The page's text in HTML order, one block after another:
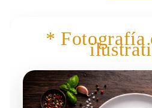
* Fotografía